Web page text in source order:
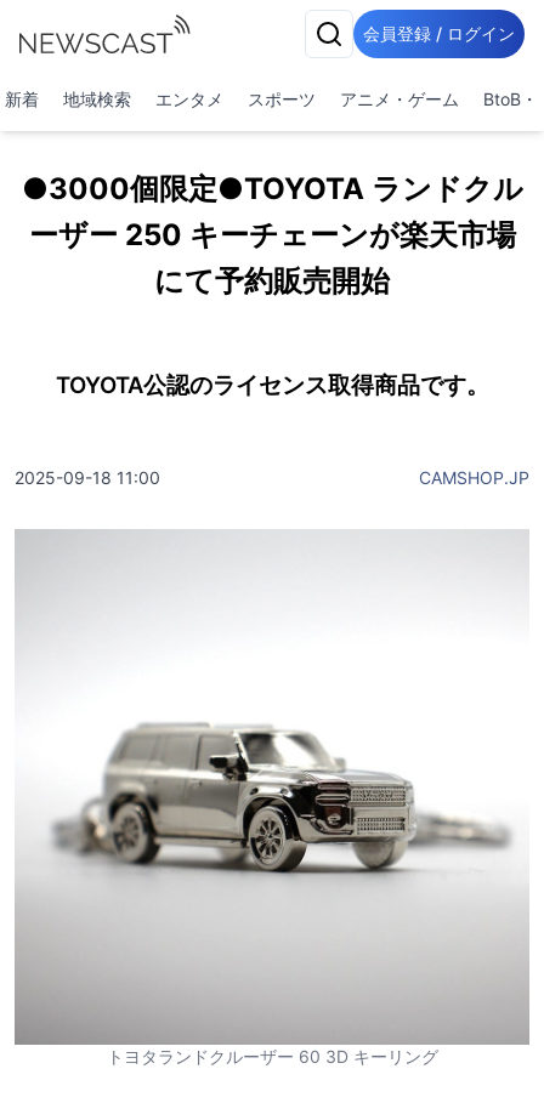
会員登録 / ログイン
新着 地域検索 エンタメ スポーツ アニメ・ゲーム BtoB・
●3000個限定●TOYOTA ランドクル
ーザー 250 キーチェーンが楽天市場
にて予約販売開始
TOYOTA公認のライセンス取得商品です。
2025-09-18 11:00 CAMSHOP.JP
トヨタランドクルーザー 60 3D キーリング